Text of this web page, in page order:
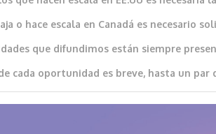
o hace escala en Canadá es necesario
que difundimos están siempre
cada oportunidad es breve, hasta un